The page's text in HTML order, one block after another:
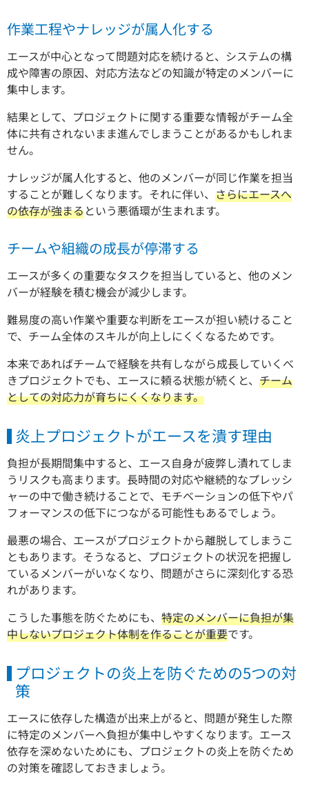
作業工程やナレッジが属人化する
エースが中心となって問題対応を続けると、システムの構
成や障害の原因、対応方法などの知識が特定のメンバーに
集中します。
結果として、プロジェクトに関する重要な情報がチーム全
体に共有されないまま進んでしまうことがあるかもしれま
せん。
ナレッジが属人化すると、他のメンバーが同じ作業を担当
することが難しくなります。それに伴い、 さらにエースへ
の依存が強まるという悪循環が生まれます。
チームや組織の成長が停滞する
エースが多くの重要なタスクを担当していると、他のメン
バーが経験を積む機会が減少します。
難易度の高い作業や重要な判断をエースが担い続けること
で、チーム全体のスキルが向上しにくくなるためです。
本来であればチームで経験を共有しながら成長していくべ
きプロジェクトでも、エースに頼る状態が続くと、 チーム
としての対応力が育ちにくくなります。
炎上プロジェクトがエースを潰す理由
負担が長期間集中すると、エース自身が疲弊し潰れてしま
うリスクも高まります。長時間の対応や継続的なプレッシ
ャーの中で働き続けることで、モチベーションの低下やパ
フォーマンスの低下につながる可能性もあるでしょう。
最悪の場合、エースがプロジェクトから離脱してしまうこ
ともあります。そうなると、プロジェクトの状況を把握し
ているメンバーがいなくなり、問題がさらに深刻化する恐
れがあります。
こうした事態を防ぐためにも、 特定のメンバーに負担が集
中しないプロジェクト体制を作ることが重要です。
プロジェクトの炎上を防ぐための5つの対
策
エースに依存した構造が出来上がると、問題が発生した際
に特定のメンバーへ負担が集中しやすくなります。エース
依存を深めないためにも、プロジェクトの炎上を防ぐため
の対策を確認しておきましょう。